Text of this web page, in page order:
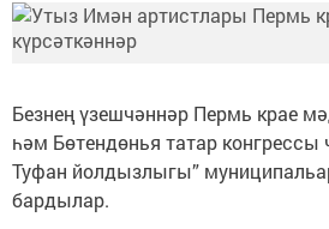
Безнең үзешчәннәр Пермь крае
һәм Бөтендөнья татар конгрессы
Туфан йолдызлыгы”
бардылар.